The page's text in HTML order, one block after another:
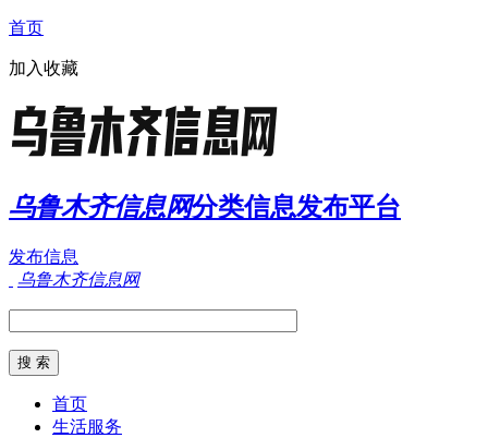
首页
加入收藏
乌鲁木齐信息网分类信息发布平台
发布信息
乌鲁木齐信息网
首页
生活服务